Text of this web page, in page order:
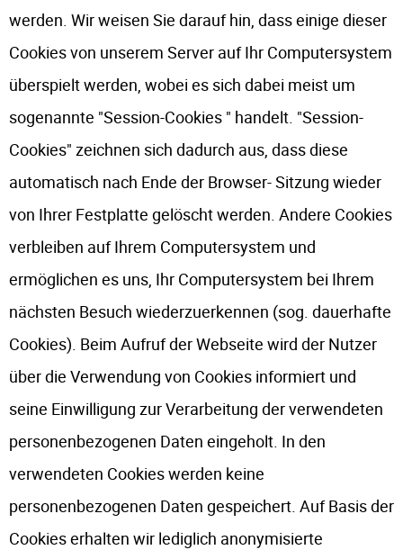
werden. Wir weisen Sie darauf hin, dass einige dieser
Cookies von unserem Server auf Ihr Computersystem
überspielt werden, wobei es sich dabei meist um
sogenannte "Session-Cookies " handelt. "Session-
Cookies" zeichnen sich dadurch aus, dass diese
automatisch nach Ende der Browser- Sitzung wieder
von Ihrer Festplatte gelöscht werden. Andere Cookies
verbleiben auf Ihrem Computersystem und
ermöglichen es uns, Ihr Computersystem bei Ihrem
nächsten Besuch wiederzuerkennen (sog. dauerhafte
Cookies). Beim Aufruf der Webseite wird der Nutzer
über die Verwendung von Cookies informiert und
seine Einwilligung zur Verarbeitung der verwendeten
personenbezogenen Daten eingeholt. In den
verwendeten Cookies werden keine
personenbezogenen Daten gespeichert. Auf Basis der
Cookies erhalten wir lediglich anonymisierte